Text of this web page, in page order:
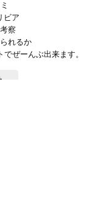
ビア
察
れるか
ぜーんぶ出来ます。